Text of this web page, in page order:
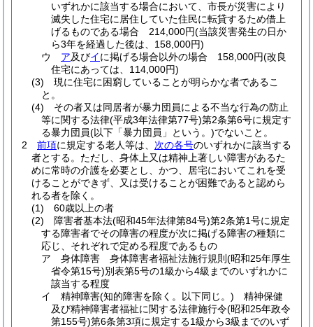
いずれかに該当する場合において、市長が災害により
滅失した住宅に居住していた住民に転貸するため借上
げるものである場合 214,000円(当該災害発生の日か
ら3年を経過した後は、158,000円)
ウ
ア及びイに掲げる場合以外の場合 158,000円(改良
住宅にあっては、114,000円)
(3)
現に住宅に困窮していることが明らかな者であるこ
と。
(4)
その者又は同居者が暴力団員による不当な行為の防止
等に関する法律(平成3年法律第77号)第2条第6号に規定す
る暴力団員(以下「暴力団員」という。)でないこと。
2
前項に規定する老人等は、 次の各号のいずれかに該当する
者とする。 ただし、身体上又は精神上著しい障害があるた
めに常時の介護を必要とし、かつ、居宅においてこれを受
けることができず、又は受けることが困難であると認めら
れる者を除く。
(1)
60歳以上の者
(2)
障害者基本法(昭和45年法律第84号)第2条第1号に規定
する障害者でその障害の程度が次に掲げる障害の種類に
応じ、それぞれで定める程度であるもの
ア
身体障害 身体障害者福祉法施行規則 (昭和25年厚生
省令第15号)別表第5号の1級から4級までのいずれかに
該当する程度
イ
精神障害(知的障害を除く。以下同じ。) 精神保健
及び精神障害者福祉に関する法律施行令(昭和25年政令
第155号)第6条第3項に規定する1級から3級までのいず